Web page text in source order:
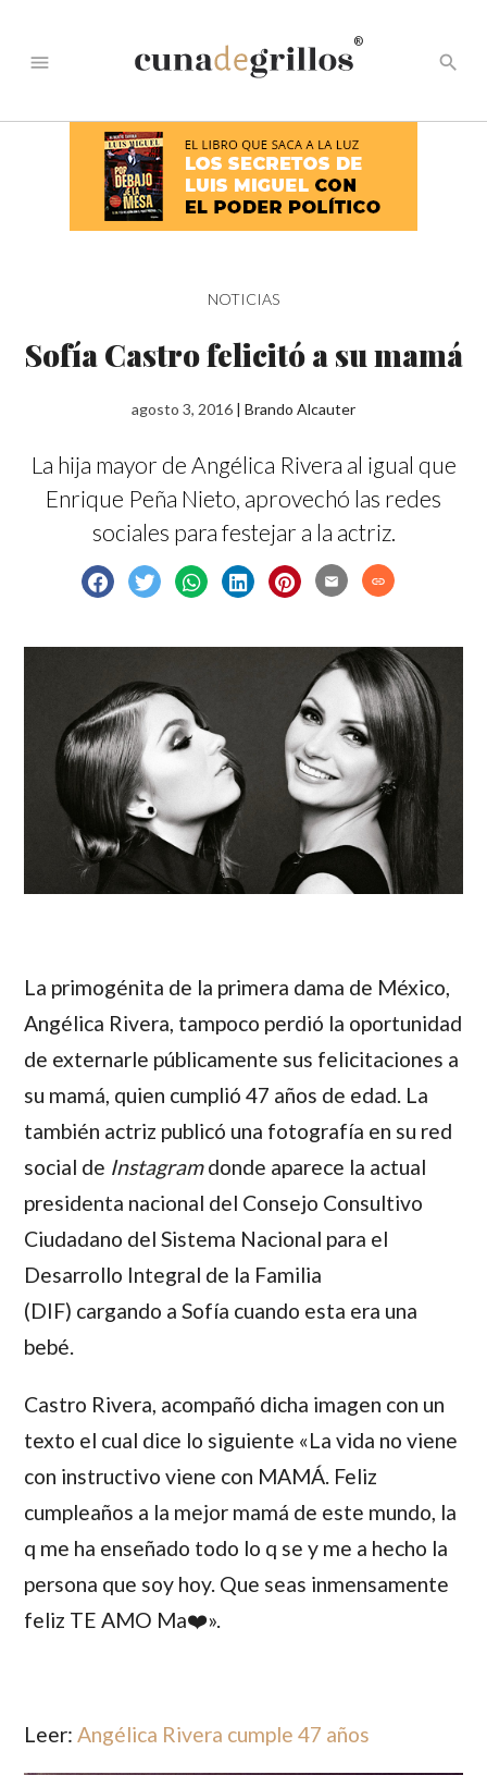
menu
®
search
NOTICIAS
Sofía Castro felicitó a su mamá
agosto 3, 2016 | Brando Alcauter
La hija mayor de Angélica Rivera al igual que
Enrique Peña Nieto, aprovechó las redes
sociales para festejar a la actriz.
email link
La primogénita de la primera dama de México,
Angélica Rivera, tampoco perdió la oportunidad
de externarle públicamente sus felicitaciones a
su mamá, quien cumplió 47 años de edad. La
también actriz publicó una fotografía en su red
social de Instagramdonde aparece la actual
presidenta nacional del Consejo Consultivo
Ciudadano del Sistema Nacional para el
Desarrollo Integral de la Familia
(DIF) cargando aSofía cuando esta era una
bebé.
Castro Rivera, acompañó dicha imagen con un
texto el cual dice lo siguiente «La vida no viene
con instructivo viene con MAMÁ. Feliz
cumpleaños a la mejor mamá de este mundo, la
q me ha enseñado todo lo q se y me a hecho la
persona que soy hoy. Que seas inmensamente
feliz TE AMO Ma❤️».
Leer:Angélica Rivera cumple 47 años